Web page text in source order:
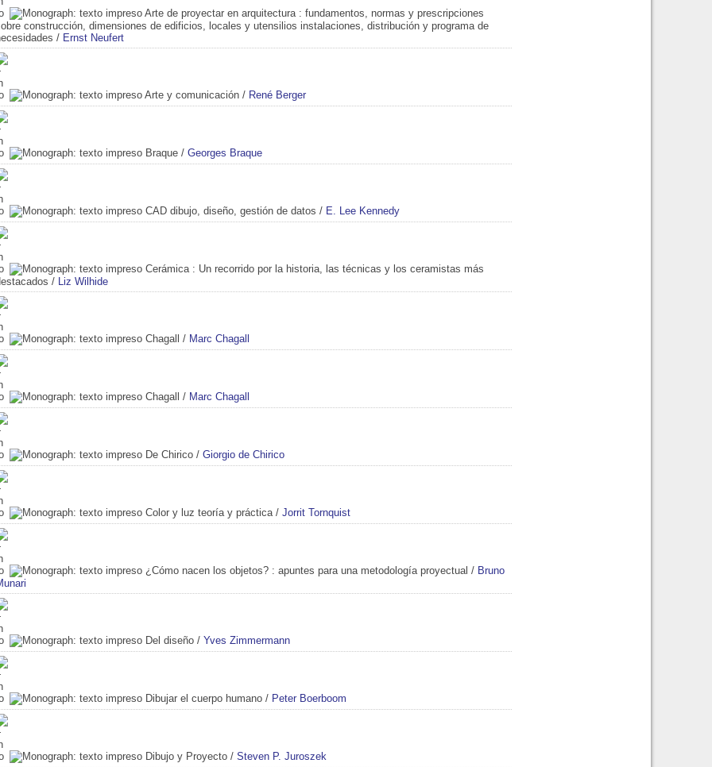
Arte de proyectar en arquitectura : fundamentos, normas y prescripciones
construcción, dimensiones de edificios, locales y utensilios instalaciones, distribución y programa de
/ Ernst Neufert
Arte y comunicación / René Berger
Braque / Georges Braque
CAD dibujo, diseño, gestión de datos / E. Lee Kennedy
Cerámica : Un recorrido por la historia, las técnicas y los ceramistas más
/ Liz Wilhide
Chagall / Marc Chagall
Chagall / Marc Chagall
De Chirico / Giorgio de Chirico
Color y luz teoría y práctica / Jorrit Tornquist
¿Cómo nacen los objetos? : apuntes para una metodología proyectual / Bruno
Del diseño / Yves Zimmermann
Dibujar el cuerpo humano / Peter Boerboom
Dibujo y Proyecto / Steven P. Juroszek